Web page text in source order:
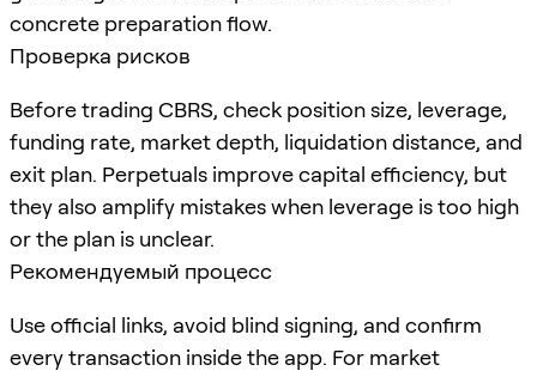
concrete preparation flow.
Проверка рисков
Before trading CBRS, check position size, leverage,
funding rate, market depth, liquidation distance, and
exit plan. Perpetuals improve capital efficiency, but
they also amplify mistakes when leverage is too high
or the plan is unclear.
Рекомендуемый процесс
Use official links, avoid blind signing, and confirm
every transaction inside the app. For market